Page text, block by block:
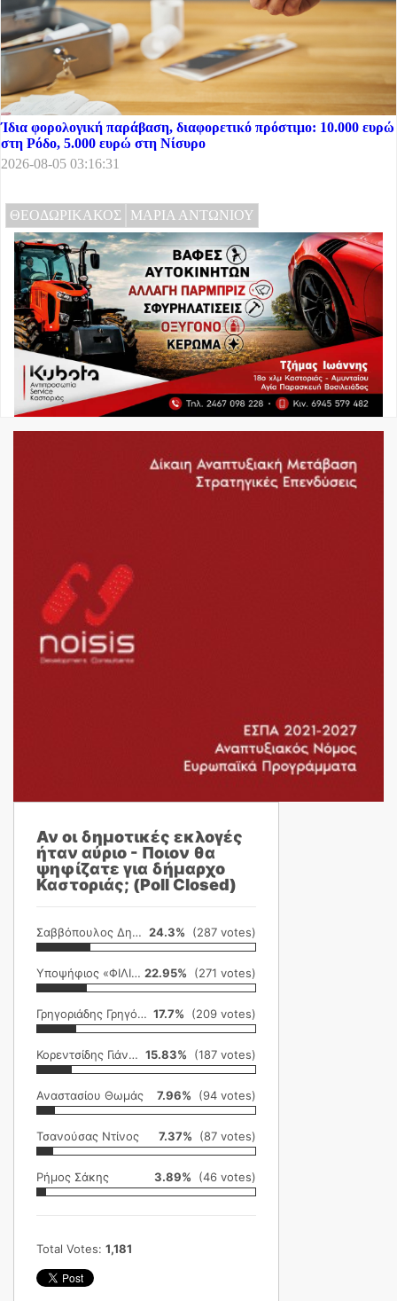
Ίδια φορολογική παράβαση, διαφορετικό πρόστιμο: 10.000 ευρώ
στη Ρόδο, 5.000 ευρώ στη Νίσυρο
2026-08-05 03:16:31
ΘΕΟΔΩΡΙΚΑΚΟΣ ΜΑΡΙΑ ΑΝΤΩΝΙΟΥ
Αν οι δημοτικές εκλογές
ήταν αύριο - Ποιον θα
ψηφίζατε για δήμαρχο
Καστοριάς; (Poll Closed)
Σαββόπουλος Δημήτρης 24.3% (287 votes)
Υποψήφιος «ΦΙΛΙΚΗ ΕΤΑΙΡΕΙΑ» 22.95% (271 votes)
Γρηγοριάδης Γρηγόρης 17.7% (209 votes)
Κορεντσίδης Γιάννης 15.83% (187 votes)
Αναστασίου Θωμάς 7.96% (94 votes)
Τσανούσας Ντίνος 7.37% (87 votes)
Ρήμος Σάκης 3.89% (46 votes)
Total Votes: 1,181